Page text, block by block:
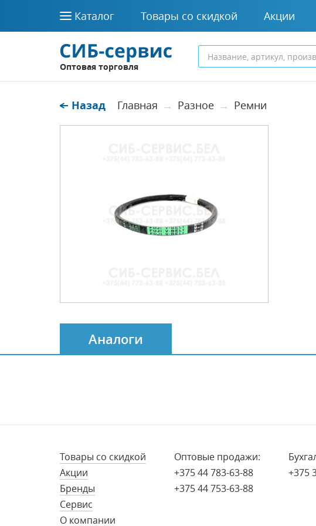
Каталог Товары со скидкой Акции
Оптовая торговля
Назад Главная Разное Ремни
Аналоги
Товары со скидкой
Акции
Бренды
Сервис
О компании
Оптовые продажи:
+375 44 783-63-88
+375 44 753-63-88
+375